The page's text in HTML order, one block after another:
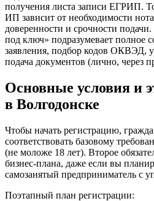
получения листа записи ЕГРИП.
ИП зависит от необходимости
доверенности и срочности
под ключ» подразумевает полное
заявления, подбор кодов ОКВЭД,
подача документов (лично, через
Основные условия и
в Волгодонске
Чтобы начать регистрацию,
соответствовать базовому
(не моложе 18 лет). Второе
бизнес-плана, даже если вы
самозанятый предприниматель с
Поэтапный план регистрации: